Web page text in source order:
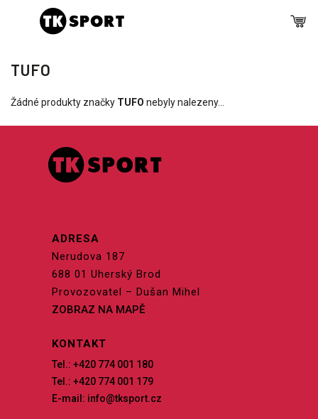
TUFO
Žádné produkty značky TUFO nebyly nalezeny...
ADRESA
Nerudova 187
688 01 Uherský Brod
Provozovatel – Dušan Mihel
ZOBRAZ NA MAPĚ
KONTAKT
Tel.: +420 774 001 180
Tel.: +420 774 001 179
E-mail: info@tksport.cz